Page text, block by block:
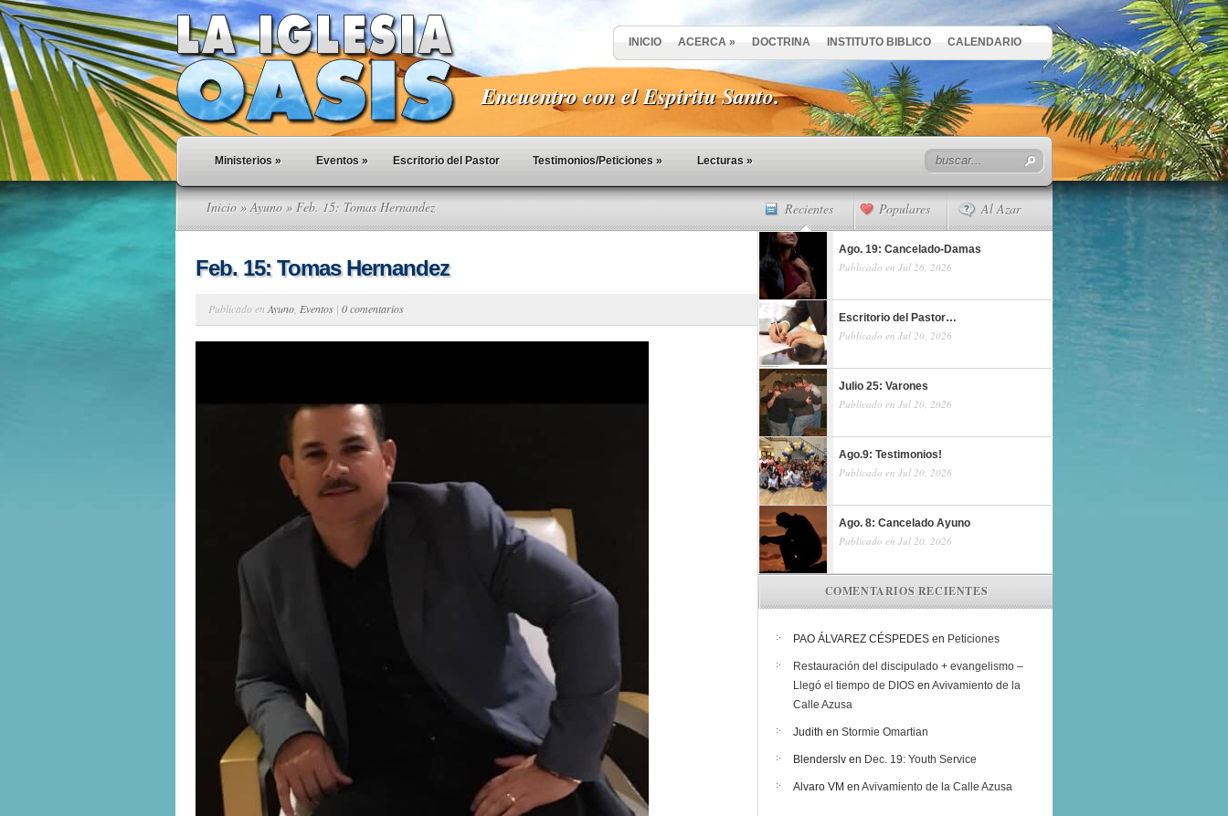
INICIO ACERCA » DOCTRINA INSTITUTO BIBLICO CALENDARIO
Encuentro con el Espiritu Santo.
Ministerios » Eventos » Escritorio del Pastor Testimonios/Peticiones » Lecturas »
Inicio »Ayuno » Feb. 15: Tomas Hernandez
Feb. 15: Tomas Hernandez
Publicado en Ayuno Eventos | 0 comentarios
Recientes Populares Al Azar
Ago. 19: Cancelado-Damas
Publicado en Jul 26, 2026
Escritorio del Pastor…
Publicado en Jul 20, 2026
Julio 25: Varones
Publicado en Jul 20, 2026
Ago.9: Testimonios!
Publicado en Jul 20, 2026
Ago. 8: Cancelado Ayuno
Publicado en Jul 20, 2026
COMENTARIOS RECIENTES
PAO ÁLVAREZ CÉSPEDES en Peticiones
Restauración del discipulado + evangelismo –
Llegó el tiempo de DIOS en Avivamiento de la
Calle Azusa
Judith en Stormie Omartian
Blenderslv en Dec. 19: Youth Service
Alvaro VM en Avivamiento de la Calle Azusa